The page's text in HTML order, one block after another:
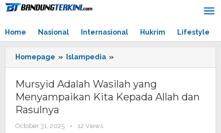
Skip
Home
Nasional Internasional Hukrim Lifestyle
Homepage » Islampedia »
Adalah
yang
Menyampaikan
Mursyid Adalah Wasilah yang
Menyampaikan Kita Kepada Allah dan
Rasulnya
October 31, 2025
by
-
12 Views